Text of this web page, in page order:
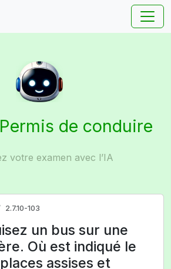
de conduire
votre examen avec l’IA
2.7.10-103
un bus sur une
Où est indiqué le
assises et